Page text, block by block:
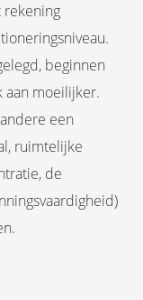
rekening
beginnen
aan moeilijker.
een
ruimtelijke
de